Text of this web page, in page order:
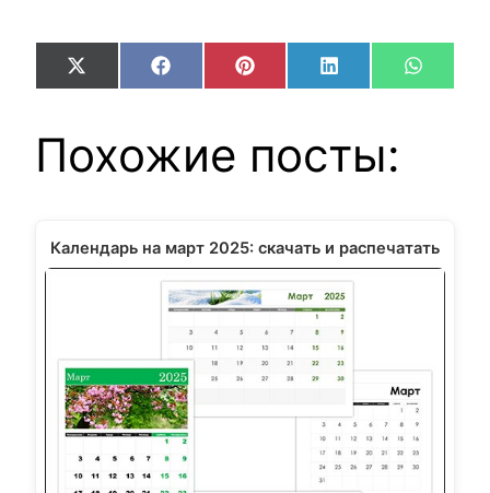
Share
on
X
(Twitter)
Share
on
FacebookShare
on
Pinterest Share
on
LinkedIn Share
on
Похожие посты:
Календарь на март 2025: скачать и распечатать